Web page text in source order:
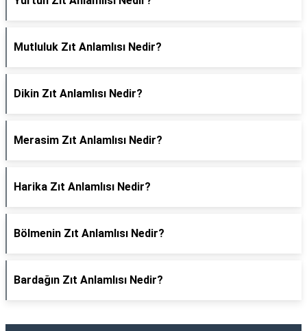
Mutluluk Zıt Anlamlısı Nedir?
Dikin Zıt Anlamlısı Nedir?
Merasim Zıt Anlamlısı Nedir?
Harika Zıt Anlamlısı Nedir?
Bölmenin Zıt Anlamlısı Nedir?
Bardağın Zıt Anlamlısı Nedir?